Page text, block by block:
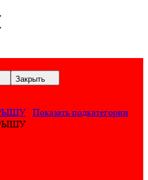
Закрыть
Показать подкатегории